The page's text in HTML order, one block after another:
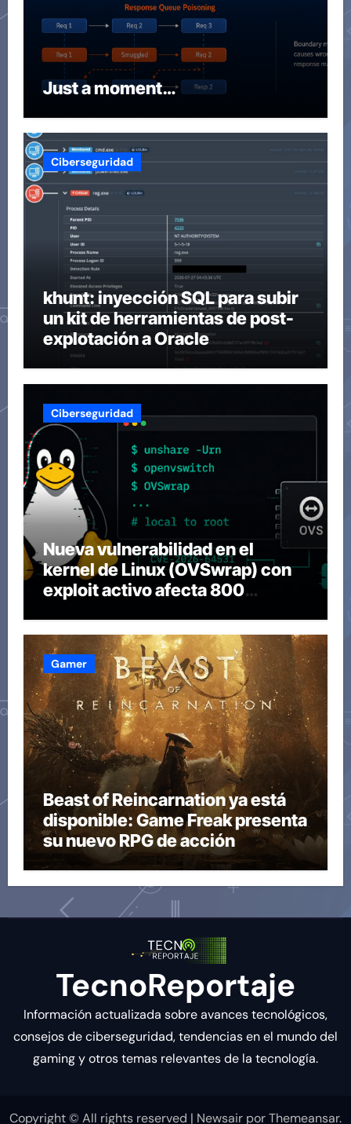
Just a moment…
Ciberseguridad
khunt: inyección SQL para subir
un kit de herramientas de post-
explotación a Oracle
Ciberseguridad
Nueva vulnerabilidad en el
kernel de Linux (OVSwrap) con
exploit activo afecta 800
Gamer
Beast of Reincarnation ya está
disponible: Game Freak presenta
su nuevo RPG de acción
TecnoReportaje
Información actualizada sobre avances tecnológicos,
consejos de ciberseguridad, tendencias en el mundo del
gaming y otros temas relevantes de la tecnología.
Copyright © All rights reserved | Newsair porThemeansar.